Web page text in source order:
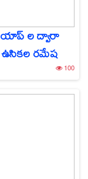
యాప్‌ ల ద్వారా
ఉసికల రమేష
100